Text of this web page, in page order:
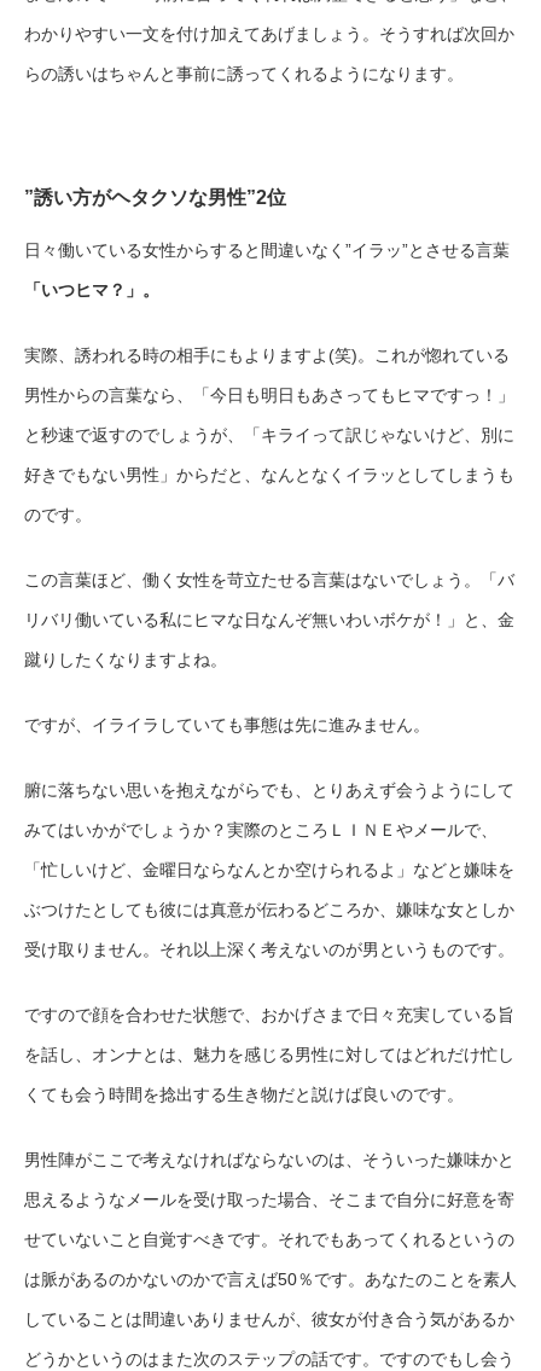
わかりやすい一文を付け加えてあげましょう。そうすれば次回か
らの誘いはちゃんと事前に誘ってくれるようになります。
”誘い方がヘタクソな男性”2位
日々働いている女性からすると間違いなく”イラッ”とさせる言葉
「いつヒマ？」。
実際、誘われる時の相手にもよりますよ(笑)。これが惚れている
男性からの言葉なら、「今日も明日もあさってもヒマですっ！」
と秒速で返すのでしょうが、「キライって訳じゃないけど、別に
好きでもない男性」からだと、なんとなくイラッとしてしまうも
のです。
この言葉ほど、働く女性を苛立たせる言葉はないでしょう。「バ
リバリ働いている私にヒマな日なんぞ無いわいボケが！」と、金
蹴りしたくなりますよね。
ですが、イライラしていても事態は先に進みません。
腑に落ちない思いを抱えながらでも、とりあえず会うようにして
みてはいかがでしょうか？実際のところＬＩＮＥやメールで、
「忙しいけど、金曜日ならなんとか空けられるよ」などと嫌味を
ぶつけたとしても彼には真意が伝わるどころか、嫌味な女としか
受け取りません。それ以上深く考えないのが男というものです。
ですので顔を合わせた状態で、おかげさまで日々充実している旨
を話し、オンナとは、魅力を感じる男性に対してはどれだけ忙し
くても会う時間を捻出する生き物だと説けば良いのです。
男性陣がここで考えなければならないのは、そういった嫌味かと
思えるようなメールを受け取った場合、そこまで自分に好意を寄
せていないこと自覚すべきです。それでもあってくれるというの
は脈があるのかないのかで言えば50％です。あなたのことを素人
していることは間違いありませんが、彼女が付き合う気があるか
どうかというのはまた次のステップの話です。ですのでもし会う